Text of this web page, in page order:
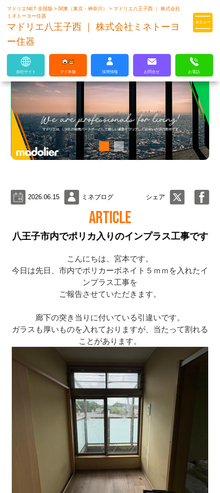
マドリエはLIXILの厳しい基準を
マドリエNET 全国版> 関東（東京・神奈川）>マドリエ八王子西 ｜ 株式会社
ミネトーヨー住器
マドリエ八王子西 ｜ 株式会社ミネトーヨ
ー住器
自社サイト マド本舗 採用情報 お問合せ お電話
2026.06.15 ミネブログ シェア
ARTICLE
八王子市内でポリカ入りのインプラス工事です